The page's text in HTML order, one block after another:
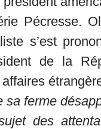
Pécresse.
s’est
de la
sa ferme
des